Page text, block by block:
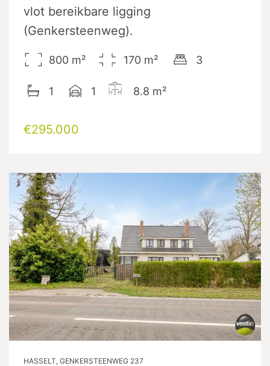
vlot bereikbare ligging
(Genkersteenweg).
800 m² 170 m² 3
1 1 8.8 m²
€295.000
HASSELT, GENKERSTEENWEG 237